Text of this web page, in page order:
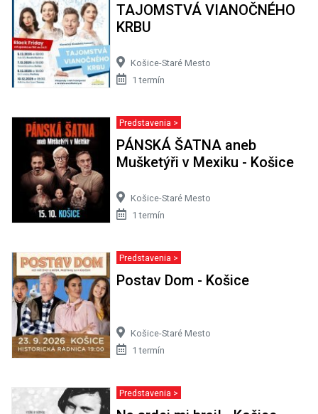
TAJOMSTVÁ VIANOČNÉHO
KRBU
Košice-Staré Mesto
1 termín
Predstavenia >
PÁNSKÁ ŠATNA aneb
Mušketýři v Mexiku - Košice
Košice-Staré Mesto
1 termín
Predstavenia >
Postav Dom - Košice
Košice-Staré Mesto
1 termín
Predstavenia >